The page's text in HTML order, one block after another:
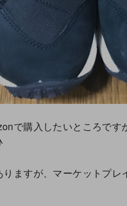
で購入したいところで
ますが、マーケットプレ